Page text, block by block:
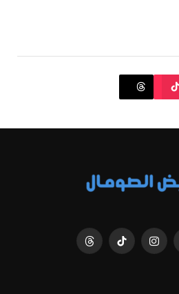
الانستغرامتيكتوك Threads